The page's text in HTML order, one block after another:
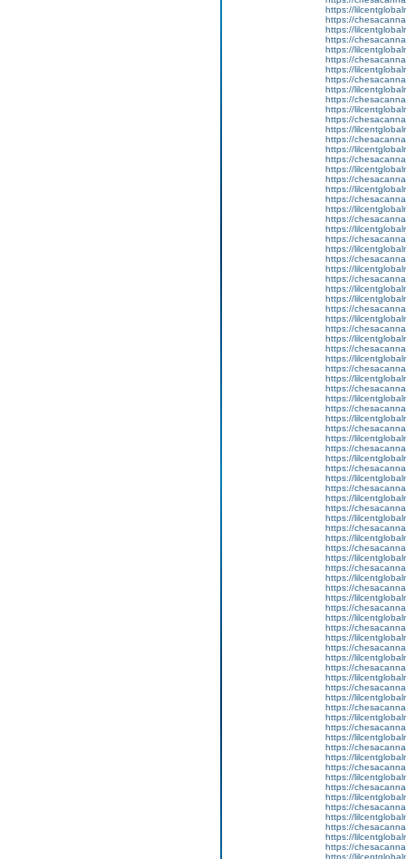
https://
https://
https://
https://
https://
https://
https://
https://
https://
https://
https://
https://
https://
https://
https://
https://
https://
https://
https://
https://
https://
https://
https://
https://
https://
https://
https://
https://
https://
https://
https://
https://
https://
https://
https://
https://
https://
https://
https://
https://
https://
https://
https://
https://
https://
https://
https://
https://
https://
https://
https://
https://
https://
https://
https://
https://
https://
https://
https://
https://
https://
https://
https://
https://
https://
https://
https://
https://
https://
https://
https://
https://
https://
https://
https://
https://
https://
https://
https://
https://
https://
https://
https://
https://
https://
https://